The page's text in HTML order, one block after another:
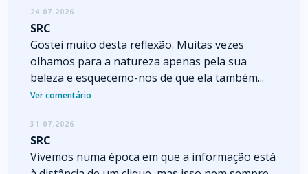
24.07.2026
SRC
Gostei muito desta reflexão. Muitas vezes
olhamos para a natureza apenas pela sua
beleza e esquecemo-nos de que ela também...
Ver comentário
31.07.2026
SRC
Vivemos numa época em que a informação está